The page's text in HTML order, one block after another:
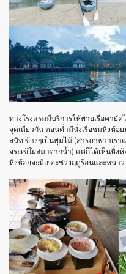
ทางโรงแรมมีบริการให้พายเรือคายั
จุดเดียวกัน ตอนค่ำมีนั่งเรือชมหิ่งห้อย
สนิท ข้างๆเป็นพุ่มไม้ (สารภาพว่าเรา
จระเข้โผล่มาจากน้ำ) แต่ก็ได้เห็นหิ่
หิ่งห้อยจะมีเยอะช่วงฤดูร้อนและหนาว